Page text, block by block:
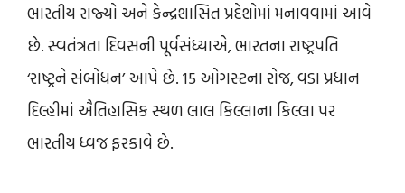
ભારતીય રાજ્યો અને કેન્દ્રશાસિત પ્રદેશોમાં મનાવવામાં આવે
છે. સ્વતંત્રતા દિવસની પૂર્વસંધ્યાએ, ભારતના રાષ્ટ્રપતિ
‘રાષ્ટ્રને સંબોધન’ આપે છે. 15 ઓગસ્ટના રોજ, વડા પ્રધાન
દિલ્હીમાં ઐતિહાસિક સ્થળ લાલ કિલ્લાના કિલ્લા પર
ભારતીય ધ્વજ ફરકાવે છે.